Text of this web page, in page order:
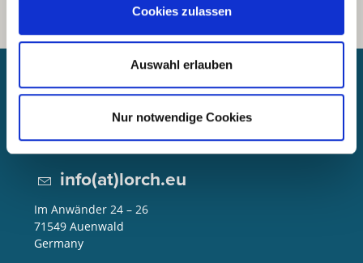
Cookies zulassen
Auswahl erlauben
Nur notwendige Cookies
Lorch Schweißtechnik GmbH
+49 7191 503-0
info(at)lorch.eu
Im Anwänder 24 – 26
71549 Auenwald
Germany